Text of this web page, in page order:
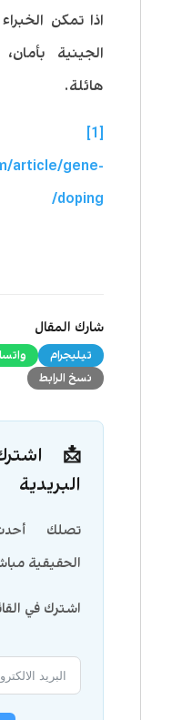
اذا تمكن
الجينية
هائلة.
[1]
article/gene-
doping/
شارك المقال
تيليجرام
نسخ الرابط
📩
البريدية
تصلك
الحقيقية
اشترك في